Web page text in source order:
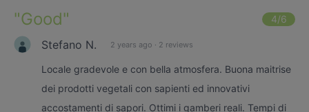
"Good" 4/6
Stefano N. 2 years ago · 2 reviews
Locale gradevole e con bella atmosfera. Buona maitrise
dei prodotti vegetali con sapienti ed innovativi
accostamenti di sapori. Ottimi i gamberi reali. Tempi di